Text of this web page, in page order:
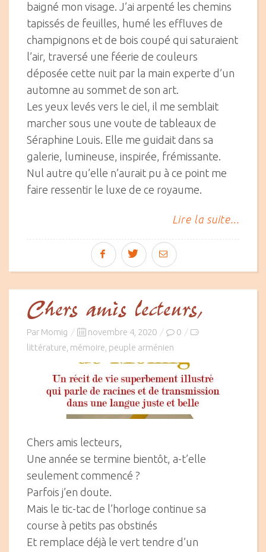
baigné mon visage. J’ai arpenté les chemins
tapissés de feuilles, humé les effluves de
champignons et de bois coupé qui saturaient
l’air, traversé une féerie de couleurs
déposée cette nuit par la main experte d’un
automne au sommet de son art.
Les yeux levés vers le ciel, il me semblait
marcher sous une voute de tableaux de
Séraphine Louis. Elle me guidait dans sa
galerie, lumineuse, inspirée, frémissante.
Nul autre qu’elle n’aurait pu à ce point me
faire ressentir le luxe de ce royaume.
Lire la suite...
Chers amis lecteurs,
Par Momig
Posted
on
novembre 4, 2020
0
littérature, mémoire, peuple arménien
Chers amis lecteurs,
Une année se termine bientôt, a-t’elle
seulement commencé ?
Parfois j’en doute.
Mais le tic-tac de l’horloge continue sa
course à petits pas obstinés
Et remplace déjà le vert tendre d’un